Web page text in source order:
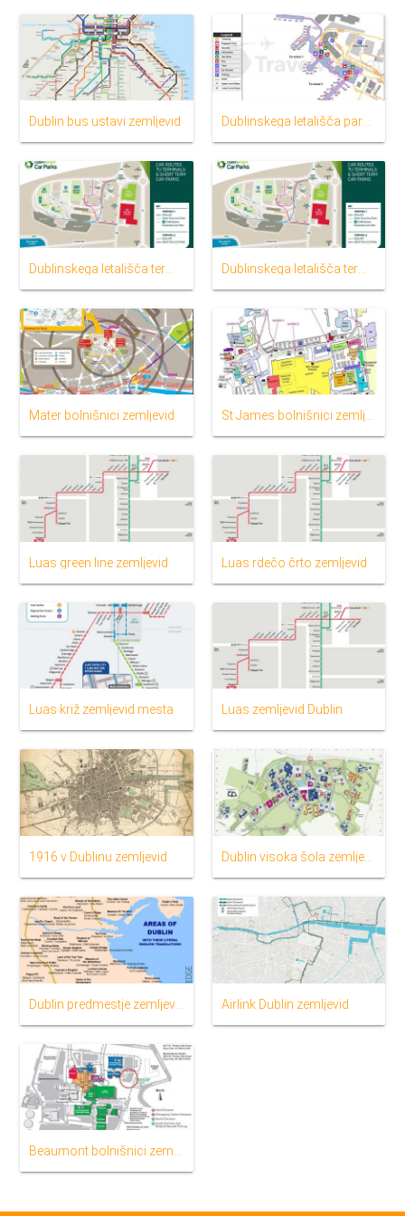
Dublin bus ustavi zemljevid Dublinskega letališča parkiranje zemljevid
Dublinskega letališča terminal 2 zemljevid
Mater bolnišnici zemljevid St James bolnišnici zemljevid
Luas green line zemljevid Luas rdečo črto zemljevid
Luas križ zemljevid mesta Luas zemljevid Dublin
1916 v Dublinu zemljevid Dublin visoka šola zemljevid
Airlink Dublin zemljevid